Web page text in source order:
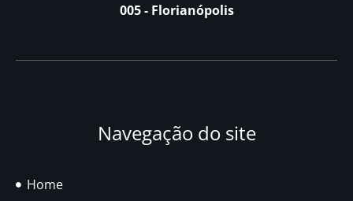
005 - Florianópolis
Navegação do site
Home